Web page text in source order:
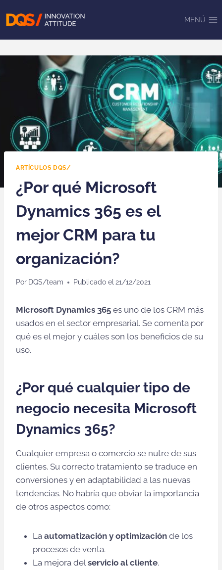
MENÚ
ARTÍCULOS DQS/
¿Por qué Microsoft
Dynamics 365 es el
mejor CRM para tu
organización?
Por DQS/team Publicado el 21/12/2021
Microsoft Dynamics 365 es uno de los CRM más
usados en el sector empresarial. Se comenta por
qué es el mejor y cuáles son los beneficios de su
uso.
¿Por qué cualquier tipo de
negocio necesita Microsoft
Dynamics 365?
Cualquier empresa o comercio se nutre de sus
clientes. Su correcto tratamiento se traduce en
conversiones y en adaptabilidad a las nuevas
tendencias. No habría que obviar la importancia
de otros aspectos como:
La automatización y optimización de los
procesos de venta.
La mejora delservicio al cliente.